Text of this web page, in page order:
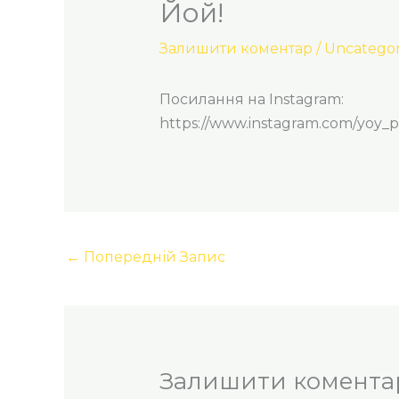
Йой!
Залишити коментар /
Посилання на Instagram:
https://www.instagram.com/
← Попередній Запис
Залишити